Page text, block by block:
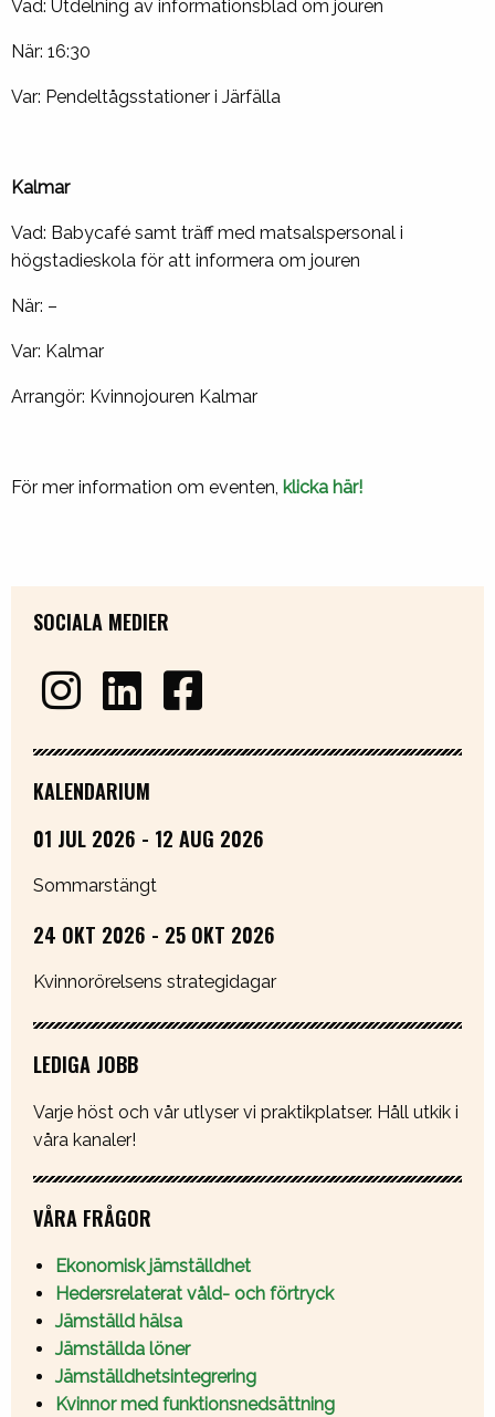
Vad: Utdelning av informationsblad om jouren
När: 16:30
Var: Pendeltågsstationer i Järfälla
Kalmar
Vad: Babycafé samt träff med matsalspersonal i
högstadieskola för att informera om jouren
När: –
Var: Kalmar
Arrangör: Kvinnojouren Kalmar
För mer information om eventen, klicka här!
SOCIALA MEDIER
KALENDARIUM
01 JUL 2026 - 12 AUG 2026
Sommarstängt
24 OKT 2026 - 25 OKT 2026
Kvinnorörelsens strategidagar
LEDIGA JOBB
Varje höst och vår utlyser vi praktikplatser. Håll utkik i
våra kanaler!
VÅRA FRÅGOR
Ekonomisk jämställdhet
Hedersrelaterat våld- och förtryck
Jämställd hälsa
Jämställda löner
Jämställdhetsintegrering
Kvinnor med funktionsnedsättning